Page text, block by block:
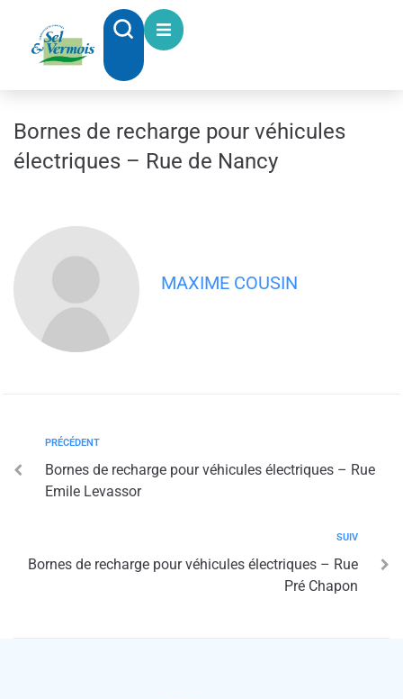
Bornes de recharge pour véhicules
électriques – Rue de Nancy
MAXIME COUSIN
PRÉCÉDENT
Bornes de recharge pour véhicules électriques – Rue
Emile Levassor
SUIV
Bornes de recharge pour véhicules électriques – Rue
Pré Chapon